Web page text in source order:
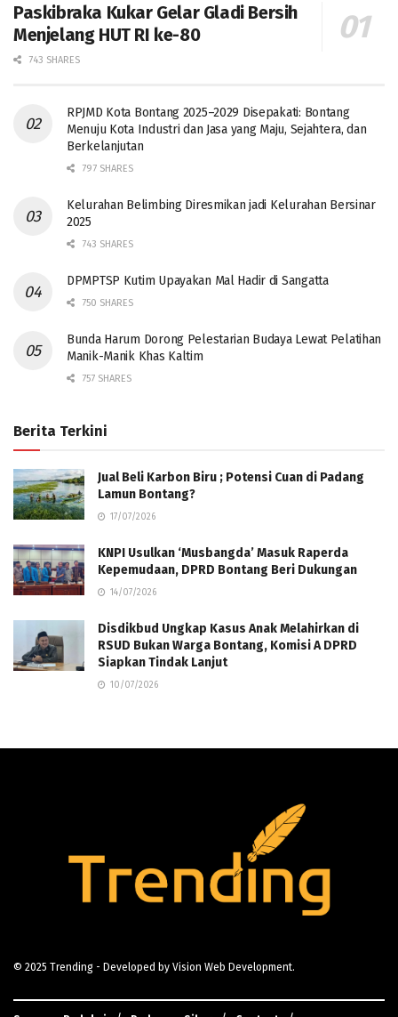
Paskibraka Kukar Gelar Gladi Bersih
Menjelang HUT RI ke-80
743 SHARES
RPJMD Kota Bontang 2025–2029 Disepakati: Bontang
Menuju Kota Industri dan Jasa yang Maju, Sejahtera, dan
Berkelanjutan
797 SHARES
Kelurahan Belimbing Diresmikan jadi Kelurahan Bersinar
2025
743 SHARES
DPMPTSP Kutim Upayakan Mal Hadir di Sangatta
750 SHARES
Bunda Harum Dorong Pelestarian Budaya Lewat Pelatihan
Manik-Manik Khas Kaltim
757 SHARES
Berita Terkini
Jual Beli Karbon Biru ; Potensi Cuan di Padang
Lamun Bontang?
17/07/2026
KNPI Usulkan ‘Musbangda’ Masuk Raperda
Kepemudaan, DPRD Bontang Beri Dukungan
14/07/2026
Disdikbud Ungkap Kasus Anak Melahirkan di
RSUD Bukan Warga Bontang, Komisi A DPRD
Siapkan Tindak Lanjut
10/07/2026
© 2025 Trending - Developed by Vision Web Development.